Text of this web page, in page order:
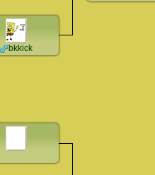
bkkick